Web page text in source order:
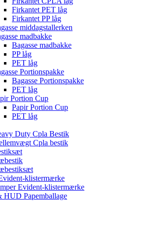
Firkantet PET låg
Firkantet PP låg
middagstallerken
madbakke
Bagasse madbakke
PP låg
PET låg
Portionspakke
Bagasse Portionspakke
PET låg
Portion Cup
Papir Portion Cup
PET låg
Duty Cpla Bestik
Cpla bestik
klistermærke
Evident-klistermærke
Papemballage